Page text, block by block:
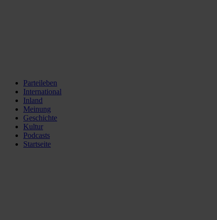
Parteileben
International
Inland
Meinung
Geschichte
Kultur
Podcasts
Startseite